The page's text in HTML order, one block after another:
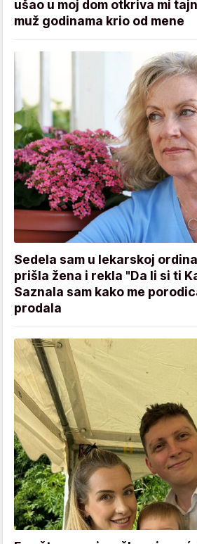
ušao u moj dom otkriva mi
muž godinama krio od mene
Sedela sam u lekarskoj
prišla žena i rekla "Da li si ti
Saznala sam kako me
prodala